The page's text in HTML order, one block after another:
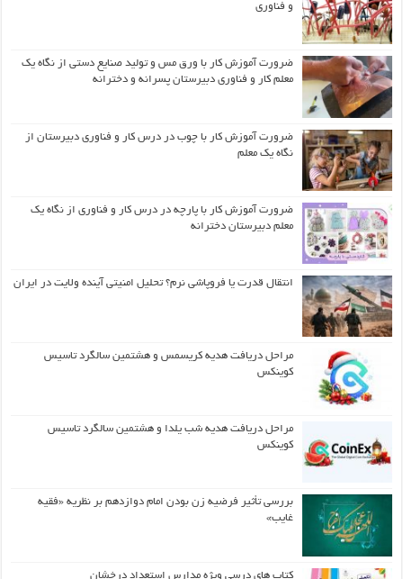
و فناوری
ضرورت آموزش کار با ورق مس و تولید صنایع دستی از نگاه یک
معلم کار و فناوری دبیرستان پسرانه و دخترانه
ضرورت آموزش کار با چوب در درس کار و فناوری دبیرستان از
نگاه یک معلم
ضرورت آموزش کار با پارچه در درس کار و فناوری از نگاه یک
معلم دبیرستان دخترانه
انتقال قدرت یا فروپاشی نرم؟ تحلیل امنیتی آینده ولایت در ایران
مراحل دریافت هدیه کریسمس و هشتمین سالگرد تاسیس
کوینکس
مراحل دریافت هدیه شب یلدا و هشتمین سالگرد تاسیس
کوینکس
بررسی تأثیر فرضیه زن بودن امام دوازدهم بر نظریه «فقیه
غایب»
کتاب های درسی ویژه مدارس استعداد درخشان